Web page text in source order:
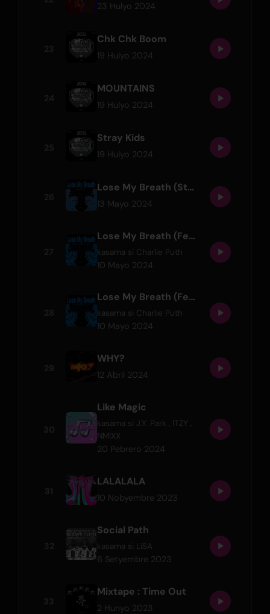
23 Hulyo 2024
Chk Chk Boom
19 Hulyo 2024
MOUNTAINS
19 Hulyo 2024
Stray Kids
19 Hulyo 2024
Lose My Breath (Stray Kids Ver.)
13 Mayo 2024
Lose My Breath (Feat. Charlie Puth)
kasama si Charlie Puth
10 Mayo 2024
Lose My Breath (Feat. Charlie Puth) (Instrumental)
kasama si Charlie Puth
10 Mayo 2024
WHY?
12 Abril 2024
Like Magic
kasama si J.Y. Park ITZY
NMIXX
20 Pebrero 2024
LALALALA
10 Nobyembre 2023
Social Path
kasama si LiSA
6 Setyembre 2023
Mixtape : Time Out
2 Hunyo 2023